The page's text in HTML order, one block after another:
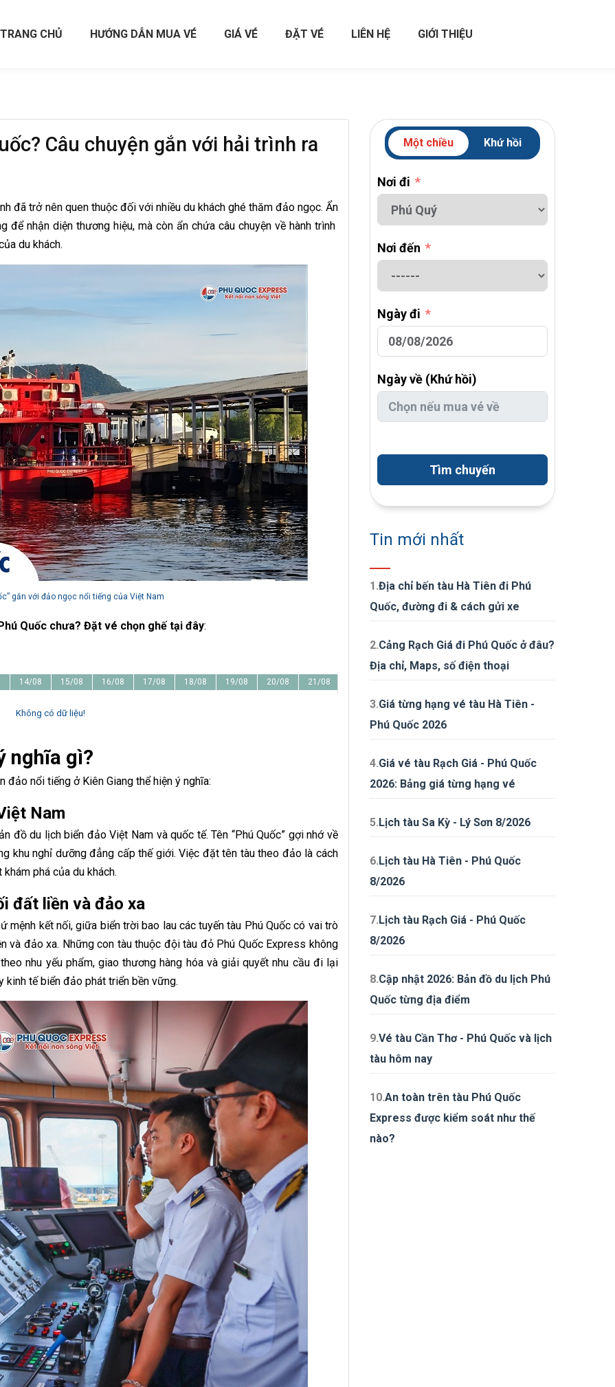
TRANG CHỦ HƯỚNG DẪN MUA VÉ GIÁ VÉ ĐẶT VÉ LIÊN HỆ GIỚI THIỆU
Câu chuyện gắn với hải trình ra
đã trở nên quen thuộc đối với nhiều du khách ghé thăm đảo ngọc. Ẩn
nhận diện thương hiệu, mà còn ẩn chứa câu chuyện về hành trình
du khách.
gắn với đảo ngọc nổi tiếng của Việt Nam
Quốc chưa? Đặt vé chọn ghế tại đây:
14/08 15/08 16/08 17/08 18/08 19/08 20/08 21/08
Không có dữ liệu!
nghĩa gì?
đảo nổi tiếng ở Kiên Giang thể hiện ý nghĩa:
Nam
đồ du lịch biển đảo Việt Nam và quốc tế. Tên “Phú Quốc” gợi nhớ về
khu nghỉ dưỡng đẳng cấp thế giới. Việc đặt tên tàu theo đảo là cách
khám phá của du khách.
đất liền và đảo xa
mệnh kết nối, giữa biển trời bao lau các tuyến tàu Phú Quốc có vai trò
và đảo xa. Những con tàu thuộc đội tàu đỏ Phú Quốc Express không
nhu yếu phẩm, giao thương hàng hóa và giải quyết nhu cầu đi lại
tế biển đảo phát triển bền vững.
Một chiều Khứ hồi
Nơi đi
Nơi đến
Ngày đi
Ngày về (Khứ hồi)
Tìm chuyến
Tin mới nhất
1.Địa chỉ bến tàu Hà Tiên đi Phú
Quốc, đường đi & cách gửi xe
2.Cảng Rạch Giá đi Phú Quốc ở đâu?
Địa chỉ, Maps, số điện thoại
3.Giá từng hạng vé tàu Hà Tiên -
Phú Quốc 2026
4.Giá vé tàu Rạch Giá - Phú Quốc
2026: Bảng giá từng hạng vé
5.Lịch tàu Sa Kỳ - Lý Sơn 8/2026
6.Lịch tàu Hà Tiên - Phú Quốc
8/2026
7.Lịch tàu Rạch Giá - Phú Quốc
8/2026
8.Cập nhật 2026: Bản đồ du lịch Phú
Quốc từng địa điểm
9.Vé tàu Cần Thơ - Phú Quốc và lịch
tàu hôm nay
10.An toàn trên tàu Phú Quốc
Express được kiểm soát như thế
nào?